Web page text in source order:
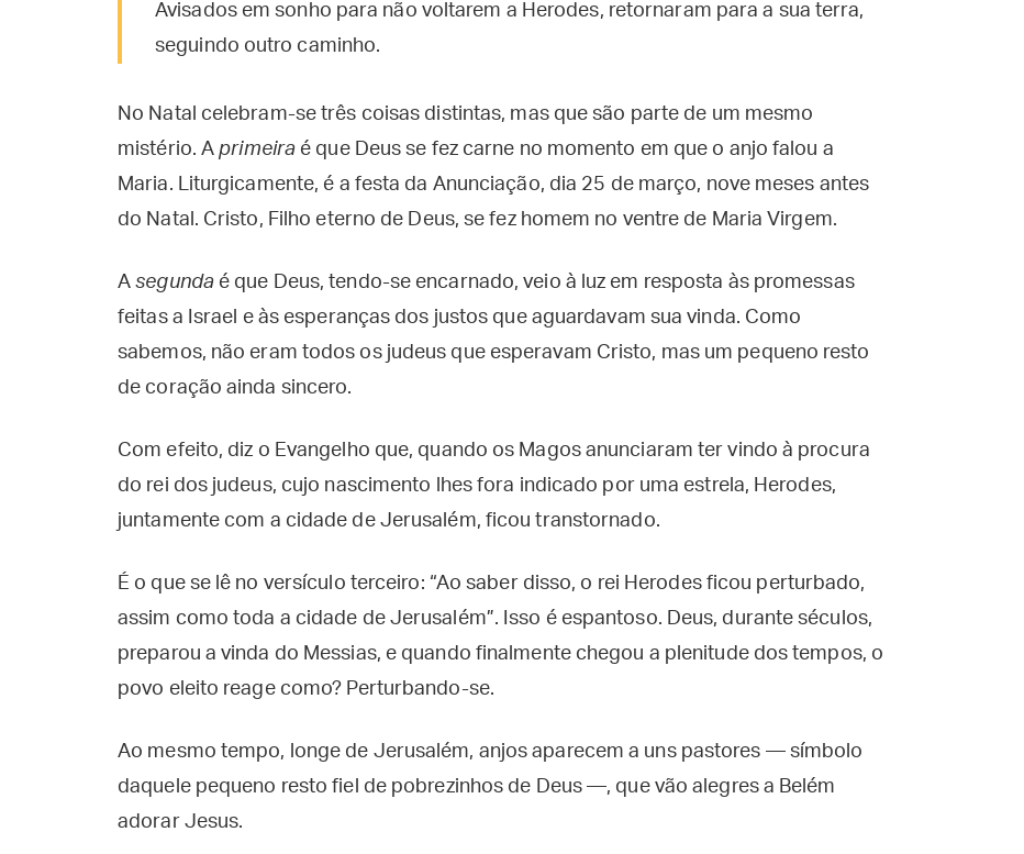
Avisados em sonho para não voltarem a Herodes, retornaram para a sua terra,
seguindo outro caminho.
No Natal celebram-se três coisas distintas, mas que são parte de um mesmo
mistério. Aprimeira é que Deus se fez carne no momento em que o anjo falou a
Maria. Liturgicamente, é a festa da Anunciação, dia 25 de março, nove meses antes
do Natal. Cristo, Filho eterno de Deus, se fez homem no ventre de Maria Virgem.
Asegundaé que Deus, tendo-se encarnado, veio à luz em resposta às promessas
feitas a Israel e às esperanças dos justos que aguardavam sua vinda. Como
sabemos, não eram todos os judeus que esperavam Cristo, mas um pequeno resto
de coração ainda sincero.
Com efeito, diz o Evangelho que, quando os Magos anunciaram ter vindo à procura
do rei dos judeus, cujo nascimento lhes fora indicado por uma estrela, Herodes,
juntamente com a cidade de Jerusalém, ficou transtornado.
É o que se lê no versículo terceiro: “Ao saber disso, o rei Herodes ficou perturbado,
assim como toda a cidade de Jerusalém”. Isso é espantoso. Deus, durante séculos,
preparou a vinda do Messias, e quando finalmente chegou a plenitude dos tempos, o
povo eleito reage como? Perturbando-se.
Ao mesmo tempo, longe de Jerusalém, anjos aparecem a uns pastores — símbolo
daquele pequeno resto fiel de pobrezinhos de Deus —, que vão alegres a Belém
adorar Jesus.